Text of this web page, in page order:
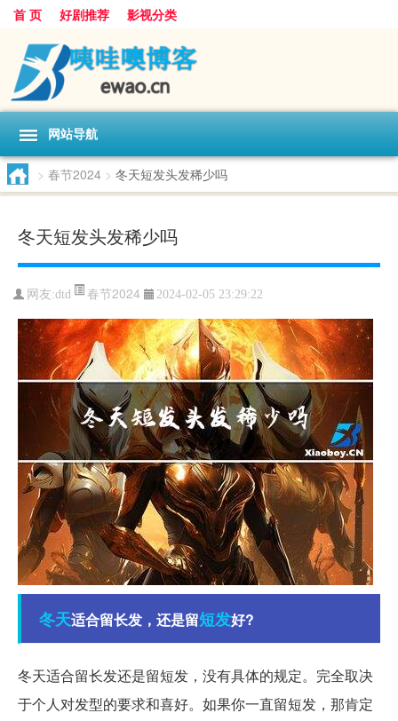
首 页 好剧推荐 影视分类
网站导航
> 春节2024 > 冬天短发头发稀少吗
冬天短发头发稀少吗
网友:dtd 春节2024 2024-02-05 23:29:22
冬天适合留长发，还是留短发好?
冬天适合留长发还是留短发，没有具体的规定。完全取决
于个人对发型的要求和喜好。如果你一直留短发，那肯定